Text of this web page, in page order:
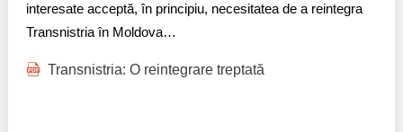
interesate acceptă, în principiu, necesitatea de a reintegra
Transnistria în Moldova…​
Transnistria: O reintegrare treptată